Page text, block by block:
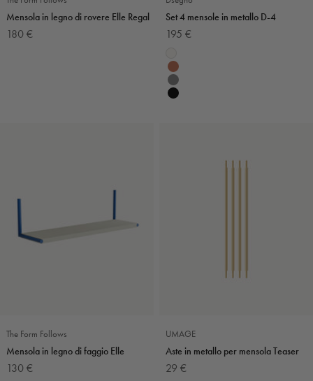
Mensola in legno di rovere Elle Regal
Prezzo scontato
180 €
Set 4 mensole in metallo D-4
Prezzo scontato
195 €
Bianco
Terracotta
Grigio scuro
Nero
The Form Follows
Mensola in legno di faggio Elle
Prezzo scontato
130 €
UMAGE
Aste in metallo per mensola Teaser
Prezzo scontato
29 €